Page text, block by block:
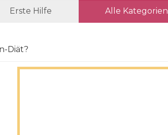
Erste Hilfe Alle Kategorien
Diät?